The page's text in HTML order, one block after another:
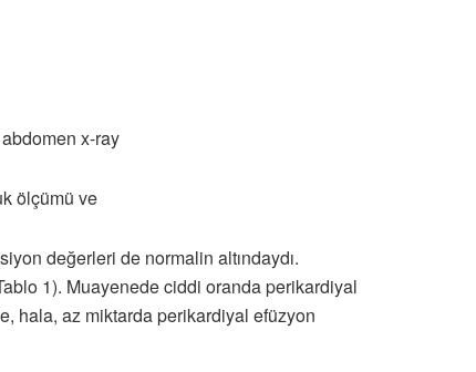
x-ray
ölçümü ve
değerleri de normalin altındaydı.
1). Muayenede ciddi oranda perikardiyal
hala, az miktarda perikardiyal efüzyon